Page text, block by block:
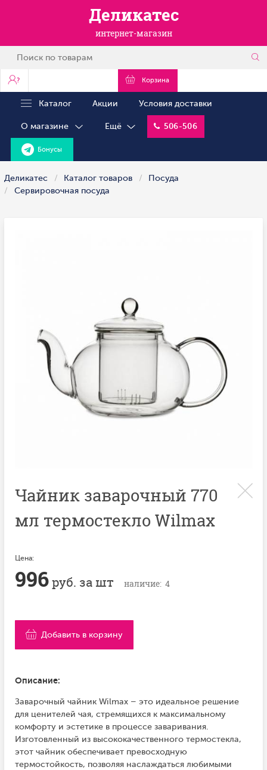
Деликатес
интернет-магазин
? Корзина
Каталог Акции Условия доставки
О магазине Ещё 506-506
Бонусы
Деликатес Каталог товаров
Посуда
Сервировочная посуда
Чайник заварочный 770
мл термостекло Wilmax
Цена:
996руб. за шт наличие: 4
Добавить в корзину
Описание:
Заварочный чайник Wilmax – это идеальное решение
для ценителей чая, стремящихся к максимальному
комфорту и эстетике в процессе заваривания.
Изготовленный из высококачественного термостекла,
этот чайник обеспечивает превосходную
термостойкость, позволяя наслаждаться любимыми